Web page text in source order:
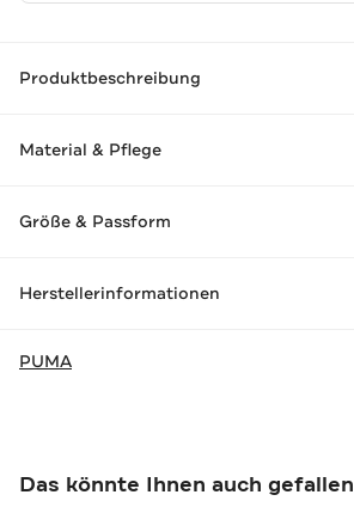
Produktbeschreibung
Material & Pflege
Größe & Passform
Herstellerinformationen
PUMA
Das könnte Ihnen auch gefallen